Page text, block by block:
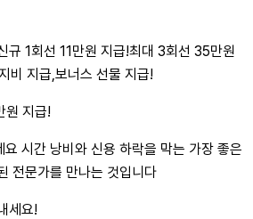
규 1회선 11만원 지급!최대 3회선 35만원
비 지급,보너스 선물 지급!
원 지급!
시간 낭비와 신용 하락을 막는 가장 좋은
전문가를 만나는 것입니다
세요!